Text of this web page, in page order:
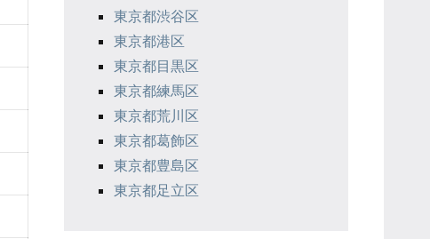
東京都渋谷区
東京都港区
東京都目黒区
東京都練馬区
東京都荒川区
東京都葛飾区
東京都豊島区
東京都足立区